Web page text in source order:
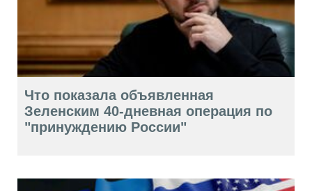
Что показала объявленная
Зеленским 40-дневная операция по
"принуждению России"